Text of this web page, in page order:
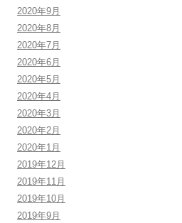
2020年9月
2020年8月
2020年7月
2020年6月
2020年5月
2020年4月
2020年3月
2020年2月
2020年1月
2019年12月
2019年11月
2019年10月
2019年9月